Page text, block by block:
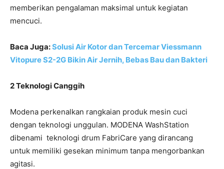
memberikan pengalaman maksimal untuk kegiatan
mencuci.
Baca Juga:Solusi Air Kotor dan Tercemar Viessmann
Vitopure S2-2G Bikin Air Jernih, Bebas Bau dan Bakteri
2 Teknologi Canggih
Modena perkenalkan rangkaian produk mesin cuci
dengan teknologi unggulan. MODENA WashStation
dibenami teknologi drum FabriCare yang dirancang
untuk memiliki gesekan minimum tanpa mengorbankan
agitasi.